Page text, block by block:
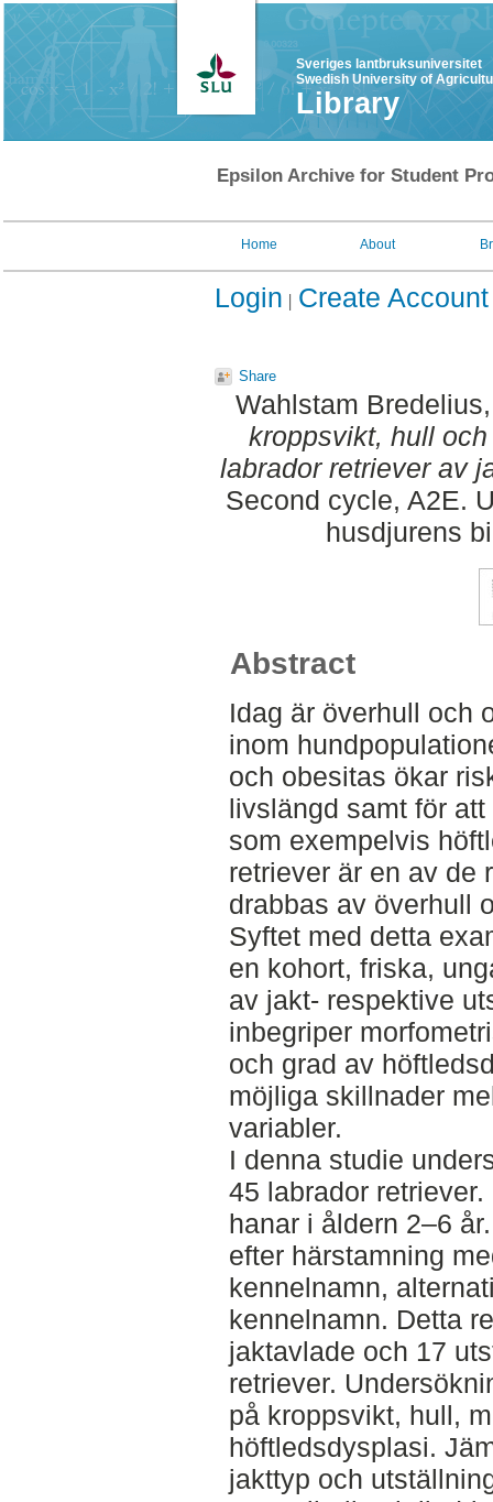
Sveriges lantbruksuniversitet
Swedish University of
Library
Epsilon Archive for Student
Home About
Login Create Account
Share
Wahlstam
kroppsvikt, hull
labrador retriever av
Second cycle, A2E.
husdjurens
Abstract
Idag är överhull och
inom
och obesitas ökar
livslängd samt för
som exempelvis
retriever är en av de
drabbas av överhull
Syftet med detta
en kohort, friska,
av jakt- respektive
inbegriper
och grad av
möjliga skillnader
variabler.
I denna studie
45 labrador
hanar i åldern 2–6
efter härstamning
kennelnamn,
kennelnamn. Detta
jaktavlade och 17
retriever.
på kroppsvikt, hull,
höftledsdysplasi.
jakttyp och